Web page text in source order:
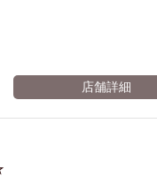
店舗詳細